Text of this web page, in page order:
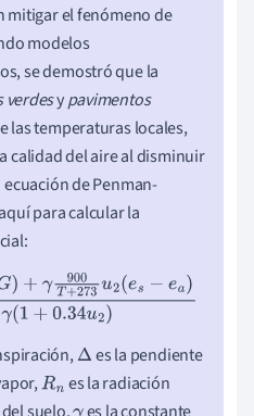
el fenómeno de
modelos
se demostró que la
verdesypavimentos
las temperaturas locales,
calidad del aire al disminuir
de Penman-
para calcular la
273u 2(es−ea)Δ+γ(1+ 0.34u2
Δ es la pendiente
Rn es la radiación